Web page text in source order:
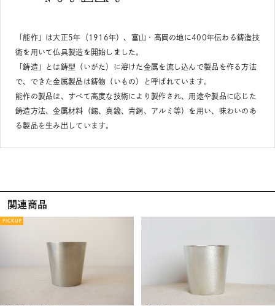
「能作」は大正5年（1916年）、富山・高岡の地に400年伝わる鋳造技
術を用いて仏具製造を開始しました。
「鋳造」とは鋳型（いがた）に溶けた金属を流し込んで製品を作る方法
で、できた金属製品は鋳物（いもの）と呼ばれています。
能作の製品は、すべて高度な技術により製作され、用途や製品に応じた
鋳造方法、金属材料（錫、真鍮、青銅、アルミ等）を用い、味わいのあ
る製品を生み出しています。
関連商品